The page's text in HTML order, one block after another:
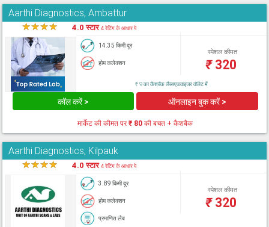
Aarthi Diagnostics, Ambattur
★★★★ 4.0 स्टार4 रेटिंग के आधार पे
14.35 किमी दूर
होम कलेक्शन
स्पेशल कीमत
₹320
₹ 9 का कैशबैक लैब्सएडवाइजर वॉलेट में
कॉल करें > ऑनलाइन बुक करें >
मार्केट की कीमत पर₹ 80 की बचत + कैशबैक
Aarthi Diagnostics, Kilpauk
★★★★ 4.0 स्टार4 रेटिंग के आधार पे
3.89 किमी दूर
होम कलेक्शन
प्रमाणित लैब
स्पेशल कीमत
₹320